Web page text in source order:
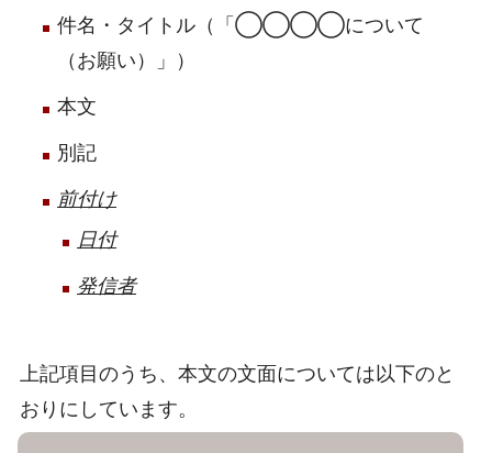
件名・タイトル（「◯◯◯◯について
（お願い）」）
本文
別記
前付け
日付
発信者
上記項目のうち、本文の文面については以下のと
おりにしています。